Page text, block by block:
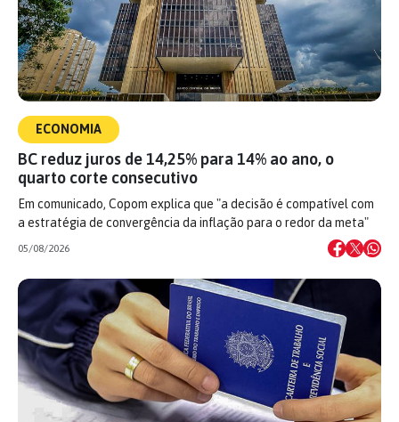
ECONOMIA
BC reduz juros de 14,25% para 14% ao ano, o
quarto corte consecutivo
Em comunicado, Copom explica que "a decisão é compatível com
a estratégia de convergência da inflação para o redor da meta"
05/08/2026